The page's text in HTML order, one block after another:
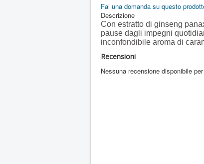
Fai una domanda su questo
Descrizione
Con estratto di ginseng
pause dagli impegni
inconfondibile aroma di
Recensioni
Nessuna recensione disponibile